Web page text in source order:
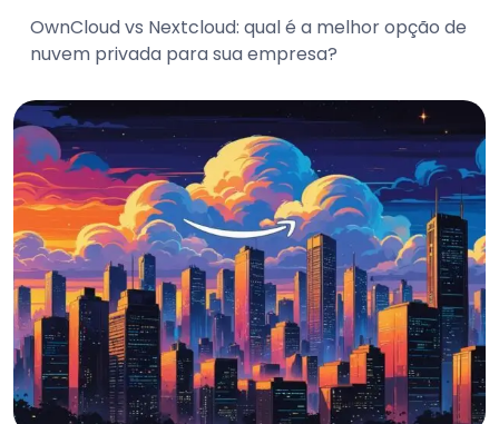
OwnCloud vs Nextcloud: qual é a melhor opção de
nuvem privada para sua empresa?